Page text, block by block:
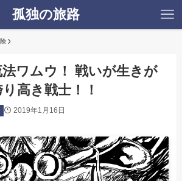
孤独の旅路
ワムウ！ 戦いが生きが
高き戦士！！
2019年1月16日